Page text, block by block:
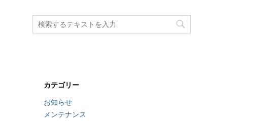
カテゴリー
お知らせ
メンテナンス